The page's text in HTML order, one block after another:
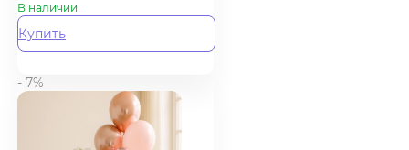
В наличии
Купить
- 7%